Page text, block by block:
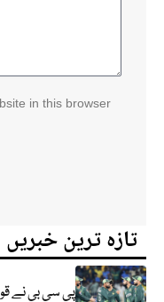
in this browser
تازہ ترین خبریں
پی سی بی نے